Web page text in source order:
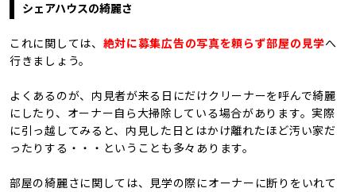
シェアハウスの綺麗さ
これに関しては、 絶対に募集広告の写真を頼らず部屋の見学へ
行きましょう。
よくあるのが、内見者が来る日にだけクリーナーを呼んで綺麗
にしたり、オーナー自ら大掃除している場合があります。実際
に引っ越してみると、内見した日とはかけ離れたほど汚い家だ
ったりする・・・ということも多々あります。
部屋の綺麗さに関しては、見学の際にオーナーに断りをいれて